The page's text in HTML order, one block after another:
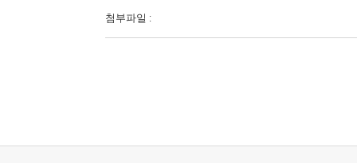
첨부파일 :